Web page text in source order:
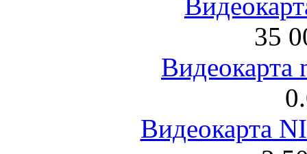
35
Видеокарта
Видеокарта